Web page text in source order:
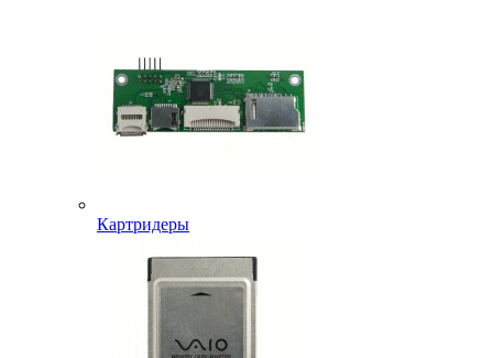
Картридеры